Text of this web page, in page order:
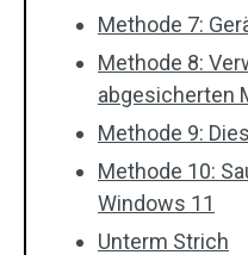
Methode 7:
Methode 8:
abgesicherten
Methode 9:
Methode 10:
Windows 11
Unterm Strich